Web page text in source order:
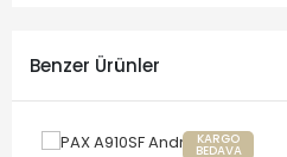
Benzer Ürünler
KARGO
BEDAVA